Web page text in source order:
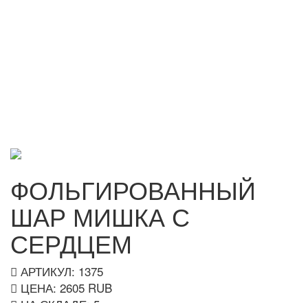
ФОЛЬГИРОВАННЫЙ
ШАР МИШКА С
СЕРДЦЕМ
АРТИКУЛ: 1375
ЦЕНА: 2605 RUB